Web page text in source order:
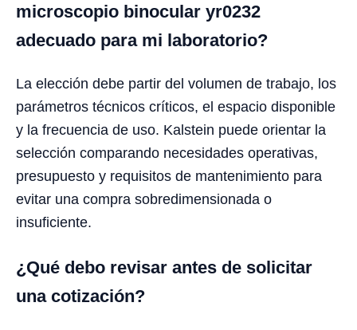
microscopio binocular yr0232
adecuado para mi laboratorio?
La elección debe partir del volumen de trabajo, los
parámetros técnicos críticos, el espacio disponible
y la frecuencia de uso. Kalstein puede orientar la
selección comparando necesidades operativas,
presupuesto y requisitos de mantenimiento para
evitar una compra sobredimensionada o
insuficiente.
¿Qué debo revisar antes de solicitar
una cotización?